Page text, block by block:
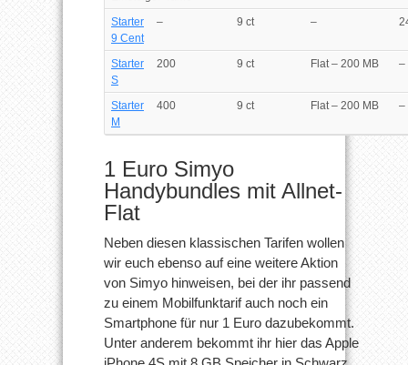
Starter
9 Cent
– 9 ct –
Starter
S
200 9 ct Flat – 200 MB –
Starter
M
400 9 ct Flat – 200 MB –
1 Euro Simyo
Handybundles mit Allnet-
Flat
Neben diesen klassischen Tarifen wollen
wir euch ebenso auf eine weitere Aktion
von Simyo hinweisen, bei der ihr passend
zu einem Mobilfunktarif auch noch ein
Smartphone für nur 1 Euro dazubekommt.
Unter anderem bekommt ihr hier das Apple